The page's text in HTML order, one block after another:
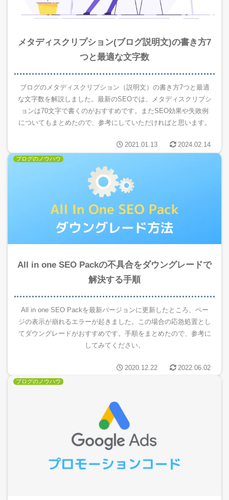
メタディスクリプション(ブログ説明文)の書き方7
つと最適な文字数
ブログのメタディスクリプション（説明文）の書き方7つと最適
な文字数を解説しました。最新のSEOでは、メタディスクリプシ
ョンは70文字で書くのがおすすめです。またSEO効果や失敗例
についてもまとめたので、参考にしていただければと思います。
2021.01.13 2024.02.14
ブログのノウハウ
All in one SEO Packの不具合をダウングレードで
解決する手順
All in one SEO Packを最新バージョンに更新したところ、ペー
ジの表示が崩れるエラーが起きました。この場合の応急処置とし
てダウングレードがおすすめです。手順をまとめたので、参考に
してみてください。
2020.12.22 2022.06.02
ブログのノウハウ